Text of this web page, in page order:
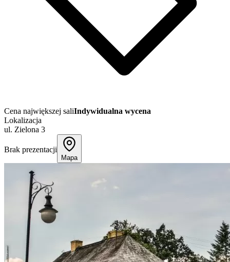
Cena największej saliIndywidualna wycena
Lokalizacja
ul. Zielona 3
Brak prezentacji
Mapa